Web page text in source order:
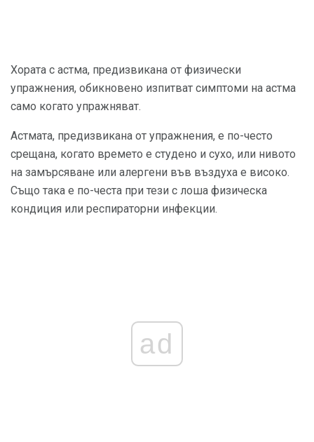
Хората с астма, предизвикана от физически
упражнения, обикновено изпитват симптоми на астма
само когато упражняват.
Астмата, предизвикана от упражнения, е по-често
срещана, когато времето е студено и сухо, или нивото
на замърсяване или алергени във въздуха е високо.
Също така е по-честа при тези с лоша физическа
кондиция или респираторни инфекции.
ad